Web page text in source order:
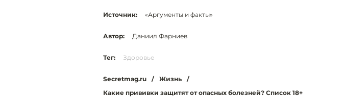
Источник: «Аргументы и факты»
Автор: Даниил Фарниев
Тег: Здоровье
Secretmag.ru / Жизнь
/
Какие прививки защитят от опасных болезней? Список 18+